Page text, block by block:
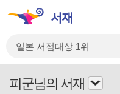
피군님의 서재